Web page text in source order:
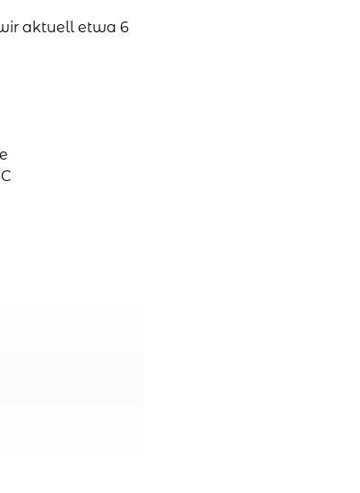
aktuell etwa 6